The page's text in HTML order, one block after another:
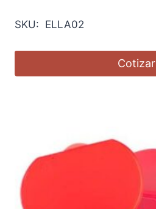
SKU: ELLA02
Cotizar